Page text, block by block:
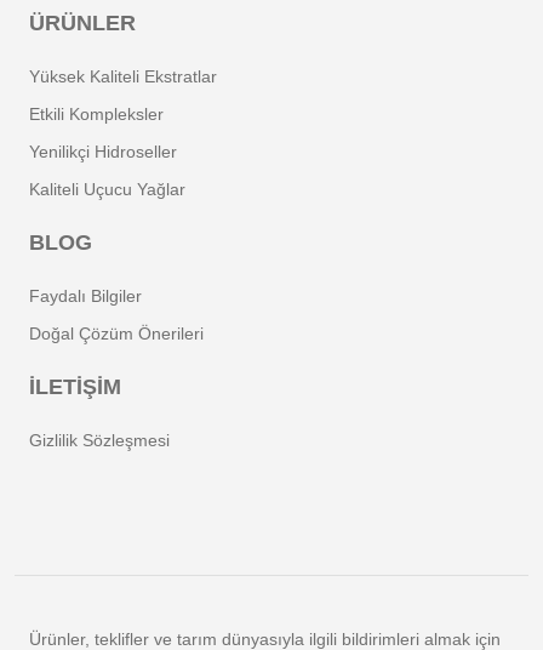
ÜRÜNLER
Yüksek Kaliteli Ekstratlar
Etkili Kompleksler
Yenilikçi Hidroseller
Kaliteli Uçucu Yağlar
BLOG
Faydalı Bilgiler
Doğal Çözüm Önerileri
İLETİŞİM
Gizlilik Sözleşmesi
Ürünler, teklifler ve tarım dünyasıyla ilgili bildirimleri almak için